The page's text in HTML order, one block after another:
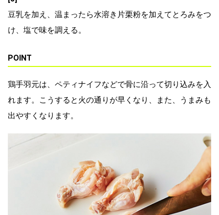
豆乳を加え、温まったら水溶き片栗粉を加えてとろみをつ
け、塩で味を調える。
POINT
鶏手羽元は、ペティナイフなどで骨に沿って切り込みを入
れます。こうすると火の通りが早くなり、また、うまみも
出やすくなります。